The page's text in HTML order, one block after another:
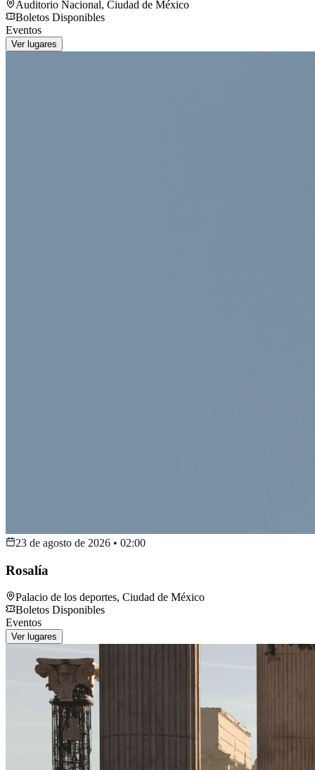
Auditorio Nacional, Ciudad de México
Boletos Disponibles
Eventos
Ver lugares
23 de agosto de 2026 • 02:00
Rosalía
Palacio de los deportes, Ciudad de México
Boletos Disponibles
Eventos
Ver lugares